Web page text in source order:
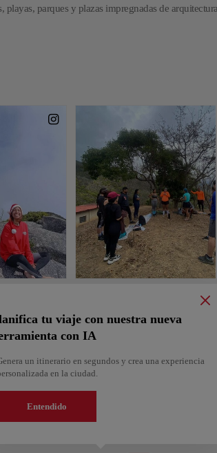
parques y plazas impregnadas de arquitectura
¿Quieres más ideas? Obtén un itinerario
tu viaje con nuestra nueva
con IA
un itinerario en segundos y crea una experiencia
en la ciudad.
Entendido